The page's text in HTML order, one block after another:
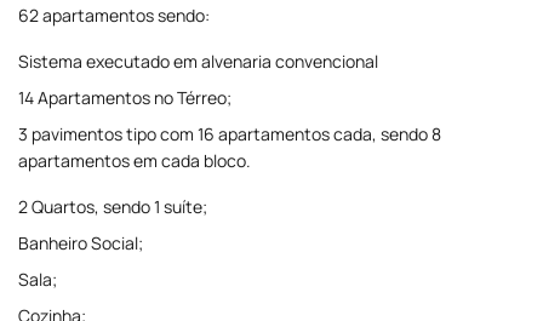
62 apartamentos sendo:
Sistema executado em alvenaria convencional
14 Apartamentos no Térreo;
3 pavimentos tipo com 16 apartamentos cada, sendo 8
apartamentos em cada bloco.
2 Quartos, sendo 1 suíte;
Banheiro Social;
Sala;
Cozinha;